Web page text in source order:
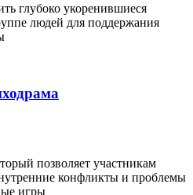
глубоко укоренившиеся
людей для поддержания
позволяет участникам
конфликты и проблемы
игры